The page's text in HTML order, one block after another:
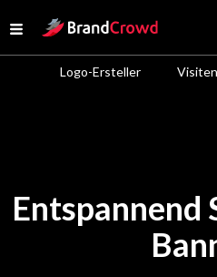
Open menu
Site Logo
Logo-Ersteller
Entspannend